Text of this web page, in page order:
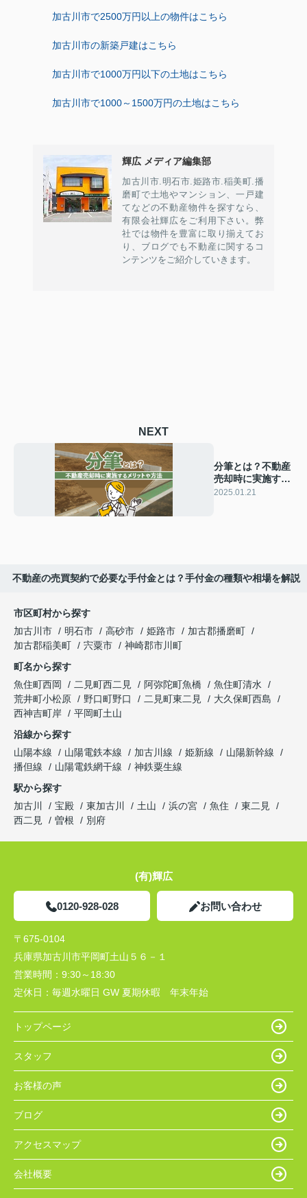
加古川市で2500万円以上の物件はこちら
加古川市の新築戸建はこちら
加古川市で1000万円以下の土地はこちら
加古川市で1000～1500万円の土地はこちら
輝広 メディア編集部
加古川市.明石市.姫路市.稲美町.播
磨町で土地やマンション、一戸建
てなどの不動産物件を探すなら、
有限会社輝広をご利用下さい。弊
社では物件を豊富に取り揃えてお
り、ブログでも不動産に関するコ
ンテンツをご紹介していきます。
NEXT
分筆とは？不動産
売却時に実施する
メリットや方法を
2025.01.21
不動産の売買契約で必要な手付金とは？手付金の種類や相場を解説
市区町村から探す
加古川市
明石市 高砂市 姫路市
加古郡播磨町
加古郡稲美町
宍粟市
神崎郡市川町
町名から探す
魚住町西岡
二見町西二見 阿弥陀町魚橋
魚住町清水
荒井町小松原
野口町野口 二見町東二見
大久保町西島
西神吉町岸
平岡町土山
沿線から探す
山陽本線
山陽電鉄本線 加古川線 姫新線
山陽新幹線
播但線
山陽電鉄網干線
神鉄粟生線
駅から探す
加古川
宝殿 東加古川 土山 浜の宮 魚住
東二見
西二見
曽根 別府
(有)輝広
0120-928-028 お問い合わせ
〒675-0104
兵庫県加古川市平岡町土山５６－１
営業時間： 9:30～18:30
定休日： 毎週水曜日 GW 夏期休暇 年末年始
トップページ
スタッフ
お客様の声
ブログ
アクセスマップ
会社概要